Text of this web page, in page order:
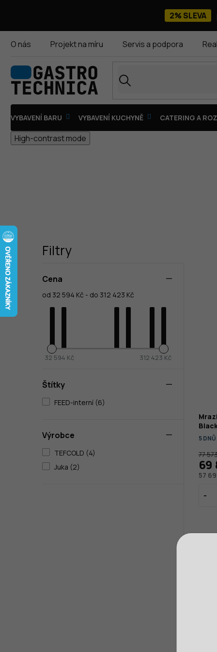
2% SLEVA
O nás Projekt na míru Servis a podpora
VYBAVENÍ BARU VYBAVENÍ KUCHYNĚ CATERING A
High-contrast mode
Filtry
Cena
od 32 594 Kč - do 312 423 Kč
32 594 Kč 312 423 Kč
Štítky
FEED-interní (6)
Výrobce
TEFCOLD (4)
Juka (2)
5 DNŮ
57
77
69